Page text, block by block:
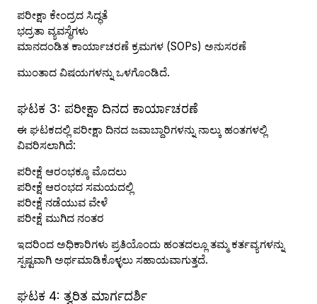
ಪರೀಕ್ಷಾ ಕೇಂದ್ರದ ಸಿದ್ಧತೆ
ಭದ್ರತಾ ವ್ಯವಸ್ಥೆಗಳು
ಮಾನದಂಡಿತ ಕಾರ್ಯಾಚರಣೆ ಕ್ರಮಗಳ (SOPs) ಅನುಸರಣೆ
ಮುಂತಾದ ವಿಷಯಗಳನ್ನು ಒಳಗೊಂಡಿದೆ.
ಘಟಕ 3: ಪರೀಕ್ಷಾ ದಿನದ ಕಾರ್ಯಾಚರಣೆ
ಈ ಘಟಕದಲ್ಲಿ ಪರೀಕ್ಷಾ ದಿನದ ಜವಾಬ್ದಾರಿಗಳನ್ನು ನಾಲ್ಕು ಹಂತಗಳಲ್ಲಿ
ವಿವರಿಸಲಾಗಿದೆ:
ಪರೀಕ್ಷೆ ಆರಂಭಕ್ಕೂ ಮೊದಲು
ಪರೀಕ್ಷೆ ಆರಂಭದ ಸಮಯದಲ್ಲಿ
ಪರೀಕ್ಷೆ ನಡೆಯುವ ವೇಳೆ
ಪರೀಕ್ಷೆ ಮುಗಿದ ನಂತರ
ಇದರಿಂದ ಅಧಿಕಾರಿಗಳು ಪ್ರತಿಯೊಂದು ಹಂತದಲ್ಲೂ ತಮ್ಮ ಕರ್ತವ್ಯಗಳನ್ನು
ಸ್ಪಷ್ಟವಾಗಿ ಅರ್ಥಮಾಡಿಕೊಳ್ಳಲು ಸಹಾಯವಾಗುತ್ತದೆ.
ಘಟಕ 4: ತ್ವರಿತ ಮಾರ್ಗದರ್ಶಿ